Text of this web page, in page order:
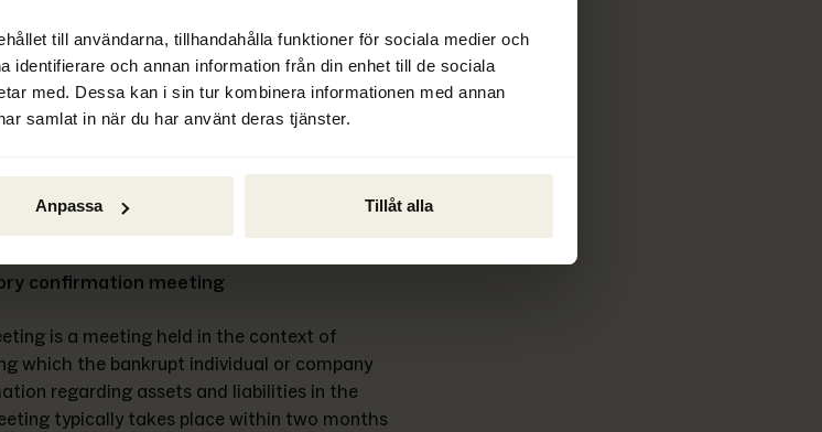
till användarna, tillhandahålla funktioner för sociala medier och
identifierare och annan information från din enhet till de sociala
med. Dessa kan i sin tur kombinera informationen med annan
samlat in när du har använt deras tjänster.
Anpassa Tillåt alla
justeringar i bouppteckningen.
confirmation meeting
is a meeting held in the context of
which the bankrupt individual or company
regarding assets and liabilities in the
typically takes place within two months